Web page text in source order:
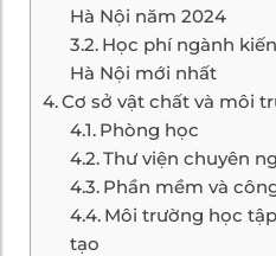
Hà Nội năm 2024
Học phí ngành
Hà Nội mới nhất
Cơ sở vật chất và môi
Phòng học
Thư viện chuyên
Phần mềm và
Môi trường học
tạo